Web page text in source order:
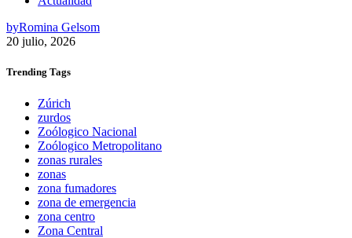
byRomina Gelsom
20 julio, 2026
Trending Tags
Zúrich
zurdos
Zoólogico Nacional
Zoólogico Metropolitano
zonas rurales
zonas
zona fumadores
zona de emergencia
zona centro
Zona Central